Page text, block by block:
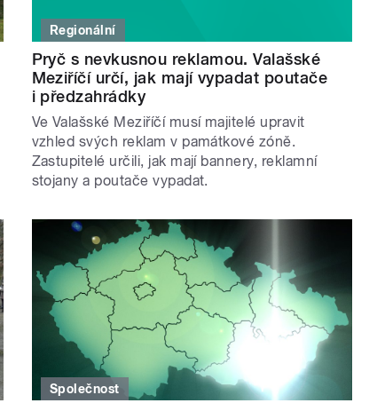
Regionální
Pryč s nevkusnou reklamou. Valašské
Meziříčí určí, jak mají vypadat poutače
i předzahrádky
Ve Valašské Meziříčí musí majitelé upravit
vzhled svých reklam v památkové zóně.
Zastupitelé určili, jak mají bannery, reklamní
stojany a poutače vypadat.
Společnost